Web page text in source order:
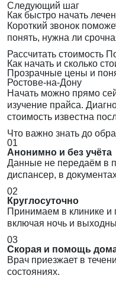
Следующий шаг
Как быстро начать
Короткий звонок
понять, нужна ли
Рассчитать стоимость
Как начать и сколько
Прозрачные цены и
Ростове-на-Дону
Начать можно прямо
изучение прайса.
стоимость известна
Что важно знать до
01
Анонимно и без учёта
Данные не передаём в
диспансер, в
02
Круглосуточно
Принимаем в клинике
включая ночь и
03
Скорая и помощь
Врач приезжает в
состояниях.